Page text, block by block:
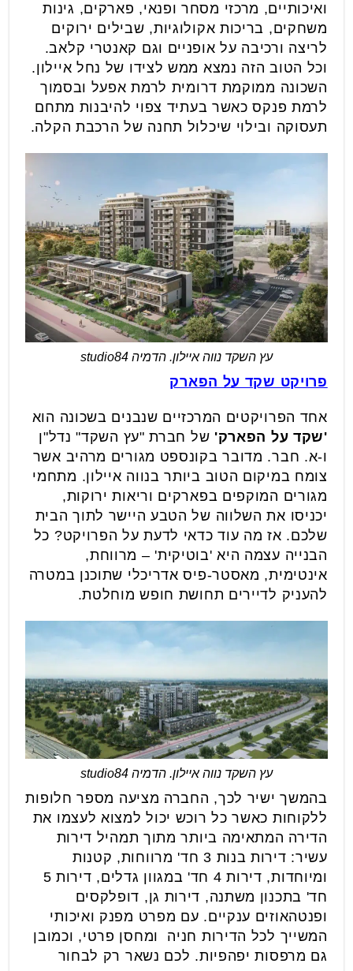
ואיכותיים, מרכזי מסחר ופנאי, פארקים, גינות
משחקים, בריכות אקולוגיות, שבילים ירוקים
לריצה ורכיבה על אופניים וגם קאנטרי קלאב.
וכל הטוב הזה נמצא ממש לצידו של נחל איילון.
השכונה ממוקמת דרומית לרמת אפעל ובסמוך
לרמת פנקס כאשר בעתיד צפוי להיבנות מתחם
תעסוקה ובילוי שיכלול תחנה של הרכבת הקלה.
עץ השקד נווה איילון. הדמיה studio84
פרויקט שקד על הפארק
אחד הפרויקטים המרכזיים שנבנים בשכונה הוא
'שקד על הפארק' של חברת "עץ השקד" נדל"ן
ו-א. חבר. מדובר בקונספט מגורים מרהיב אשר
צומח במיקום הטוב ביותר בנווה איילון. מתחמי
מגורים המוקפים בפארקים וריאות ירוקות,
יכניסו את השלווה של הטבע היישר לתוך הבית
שלכם. אז מה עוד כדאי לדעת על הפרויקט? כל
הבנייה עצמה היא 'בוטיקית' – מרווחת,
אינטימית, מאסטר-פיס אדריכלי שתוכנן במטרה
להעניק לדיירים תחושת חופש מוחלטת.
עץ השקד נווה איילון. הדמיה studio84
בהמשך ישיר לכך, החברה מציעה מספר חלופות
ללקוחות כאשר כל רוכש יכול למצוא לעצמו את
הדירה המתאימה ביותר מתוך תמהיל דירות
עשיר: דירות בנות 3 חד' מרווחות, קטנות
ומיוחדות, דירות 4 חד' במגוון גדלים, דירות 5
חד' בתכנון משתנה, דירות גן, דופלקסים
ופנטהאוזים ענקיים. עם מפרט מפנק ואיכותי
המשייך לכל הדירות חניה ומחסן פרטי, וכמובן
גם מרפסות יפהפיות. לכם נשאר רק לבחור